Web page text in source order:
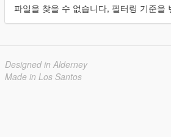
파일을 찾을 수 없습니다, 필터링 기준을
Designed in Alderney
Made in Los Santos